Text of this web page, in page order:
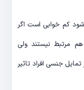
کم خوابی است اگر
مرتبط نیستند ولی
جنسی افراد تاثیر